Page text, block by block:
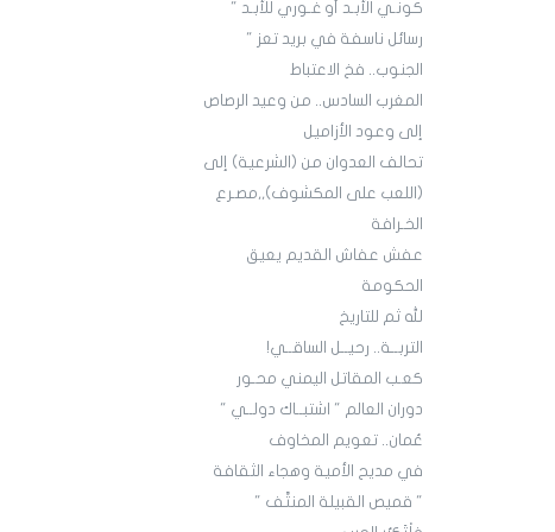
كونـي الأبـد أو غـوري للأبـد "
رسائل ناسفة في بريد تعز "
الجنوب.. فخ الاعتباط
المغرب السادس.. من وعيد الرصاص
إلى وعود الأزاميل
تحالف العدوان من (الشرعية) إلى
(اللعب على المكشوف),,مصـرع
الخـرافة
عفش عفاش القديم يعيق
الحكومة
لله ثم للتاريخ
التربــة.. رحيــل الساقــي!
كعـب المقاتل اليمني محـور
دوران العالم " اشتبــاك دولــي "
عُمان.. تعويم المخاوف
في مديح الأمية وهجاء الثقافة
" قميص القبيلة المنتَّف "